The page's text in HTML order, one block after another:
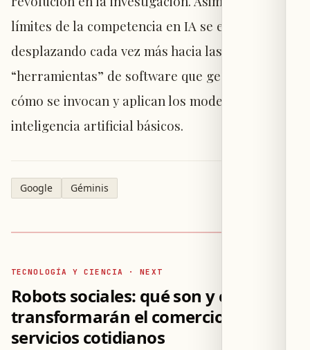
límites de la competencia en IA se están
desplazando cada vez más hacia las
“herramientas” de software que gestionan
cómo se invocan y aplican los modelos de
inteligencia artificial básicos.
Google Géminis
TECNOLOGÍA Y CIENCIA · NEXT
Robots sociales: qué son y cómo
transformarán el comercio y los
servicios cotidianos